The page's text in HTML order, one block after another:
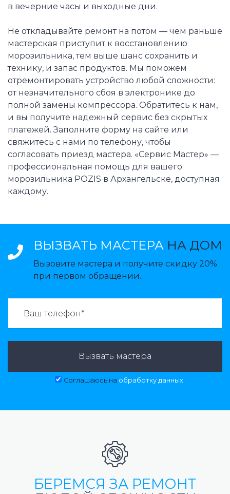
в вечерние часы и выходные дни.
Не откладывайте ремонт на потом — чем раньше
мастерская приступит к восстановлению
морозильника, тем выше шанс сохранить и
технику, и запас продуктов. Мы поможем
отремонтировать устройство любой сложности:
от незначительного сбоя в электронике до
полной замены компрессора. Обратитесь к нам,
и вы получите надежный сервис без скрытых
платежей. Заполните форму на сайте или
свяжитесь с нами по телефону, чтобы
согласовать приезд мастера. «Сервис Мастер» —
профессиональная помощь для вашего
морозильника POZIS в Архангельске, доступная
каждому.
ВЫЗВАТЬ МАСТЕРА НА ДОМ
Вызовите мастера и получите скидку 20%
при первом обращении.
Вызвать мастера
Соглашаюсь на обработку данных
БЕРЕМСЯ ЗА РЕМОНТ